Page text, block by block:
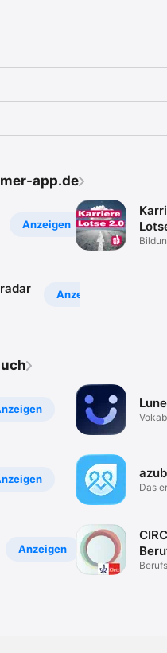
app.de
Anzeigen
Anzeigen
Anzeigen
Das